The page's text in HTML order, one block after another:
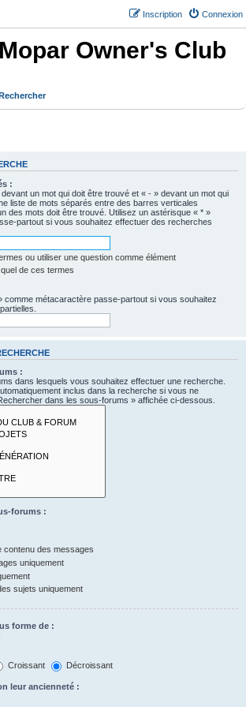
Connexion
Inscription
Owner's Club
:
un mot qui doit être trouvé et « - » devant un mot qui
liste de mots séparés entre des barres verticales
des mots doit être trouvé. Utilisez un astérisque « * »
partout si vous souhaitez effectuer des recherches
ou utiliser une question comme élément
de ces termes
comme métacaractère passe-partout si vous souhaitez
:
dans lesquels vous souhaitez effectuer une recherche.
inclus dans la recherche si vous ne
dans les sous-forums » affichée ci-dessous.
forums :
contenu des messages
uniquement
sujets uniquement
forme de :
Croissant
Décroissant
leur ancienneté :